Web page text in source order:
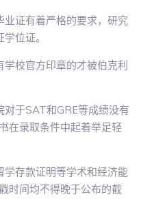
证有着严格的要求，研究
位证。
校官方印章的才被伯克利
于SAT和GRE等成绩没有
在录取条件中起着举足轻
存款证明等学术和经济能
时间均不得晚于公布的截